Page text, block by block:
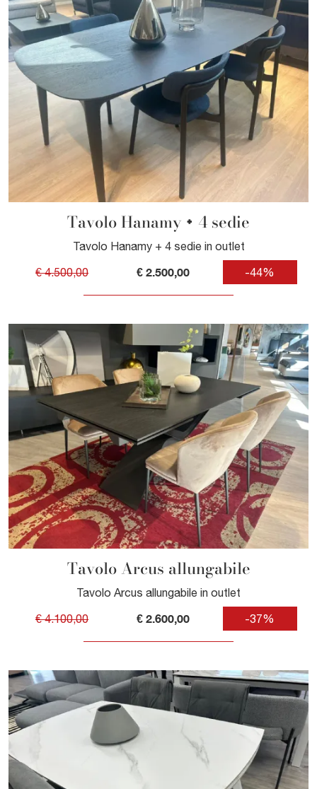
Tavolo Hanamy + 4 sedie
Tavolo Hanamy + 4 sedie in outlet
€ 4.500,00 € 2.500,00 -44%
Tavolo Arcus allungabile
Tavolo Arcus allungabile in outlet
€ 4.100,00 € 2.600,00 -37%